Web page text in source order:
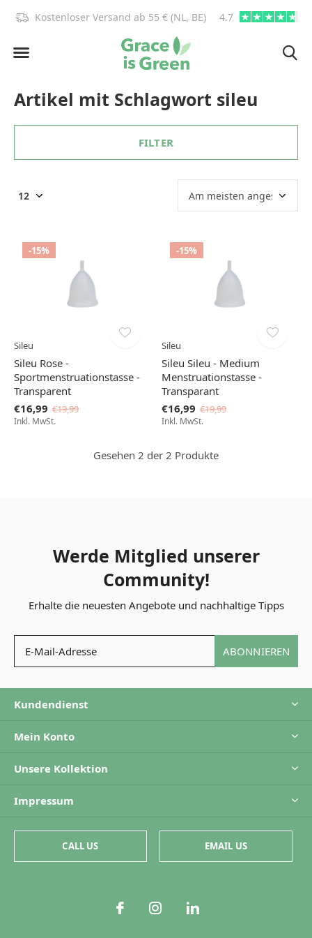
Kostenloser Versand ab 55 € (NL, BE) 4.7
Artikel mit Schlagwort sileu
FILTER
-15%
Sileu
Sileu Rose -
Sportmenstruationstasse -
Transparent
€16,99 €19,99
Inkl. MwSt.
-15%
Sileu
Sileu Sileu - Medium
Menstruationstasse -
Transparant
€16,99 €19,99
Inkl. MwSt.
Gesehen 2 der 2 Produkte
Werde Mitglied unserer
Community!
Erhalte die neuesten Angebote und nachhaltige Tipps
ABONNIEREN
Kundendienst
Mein Konto
Unsere Kollektion
Impressum
CALL US EMAIL US